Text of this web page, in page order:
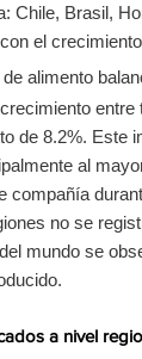
Chile, Brasil,
el
alimento
entre
de 8.2%. Este
al
compañía
no se
mundo se
a nivel